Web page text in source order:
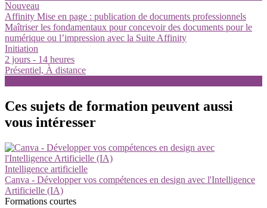
Nouveau
Affinity Mise en page : publication de documents professionnels
Maîtriser les fondamentaux pour concevoir des documents pour le
numérique ou l’impression avec la Suite Affinity
Initiation
2 jours - 14 heures
Présentiel, À distance
Ces sujets de formation peuvent aussi
vous intéresser
Intelligence artificielle
Canva - Développer vos compétences en design avec l'Intelligence
Artificielle (IA)
Formations courtes